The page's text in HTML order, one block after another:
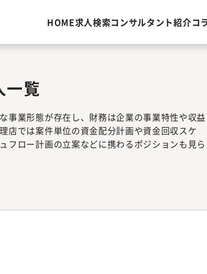
HOME求人検索コンサルタント紹介コ
一覧
事業形態が存在し、財務は企業の事業特性や収益
店では案件単位の資金配分計画や資金回収スケ
フロー計画の立案などに携わるポジションも見ら